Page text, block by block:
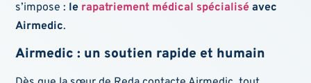
s’impose : le rapatriement médical spécialisé avec
Airmedic.
Airmedic : un soutien rapide et humain